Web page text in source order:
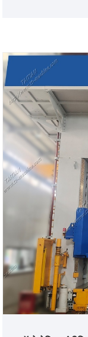
किमान ऑर्डर: 1 सेट
लीड वेळ: 4 महिने